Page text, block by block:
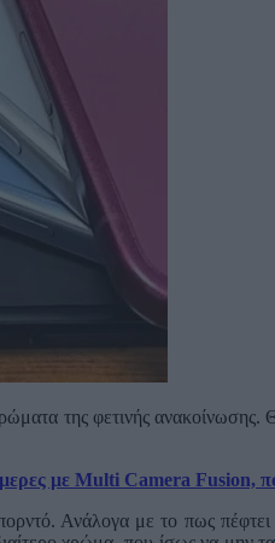
της φετινής
με Multi Camera Fusion,
Ανάλογα με το πως